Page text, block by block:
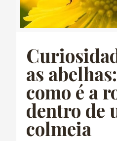
as
como é a
dentro de
colmeia